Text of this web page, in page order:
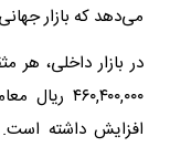
می‌دهد که بازار